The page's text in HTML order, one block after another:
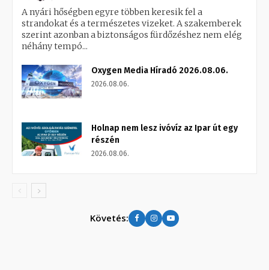
A nyári hőségben egyre többen keresik fel a
strandokat és a természetes vizeket. A szakemberek
szerint azonban a biztonságos fürdőzéshez nem elég
néhány tempó...
Oxygen Media Híradó 2026.08.06.
2026.08.06.
Holnap nem lesz ivóvíz az Ipar út egy
részén
2026.08.06.
Követés: